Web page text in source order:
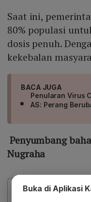
Saat ini,
80% populasi
dosis penuh.
kekebalan
BACA JUGA
Penularan Virus
AS: Perang
Penyumbang
Nugraha
Buka di Aplikasi